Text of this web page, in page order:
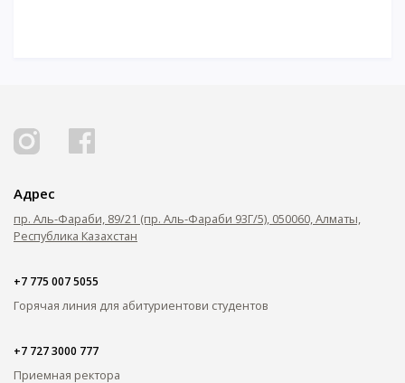
Адрес
пр. Аль-Фараби, 89/21 (пр. Аль-Фараби 93Г/5), 050060, Алматы,
Республика Казахстан
+7 775 007 5055
Горячая линия для абитуриентови студентов
+7 727 3000 777
Приемная ректора